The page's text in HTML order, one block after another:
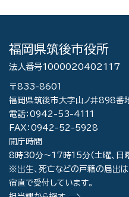
福岡県筑後市役所
法人番号1000020402117
〒833-8601
福岡県筑後市大字山ノ井898
電話：0942-53-4111
FAX：0942-52-5928
開庁時間
8時30分～17時15分（土曜、日
※出生、死亡などの戸籍の届出は
宿直で受付しています。